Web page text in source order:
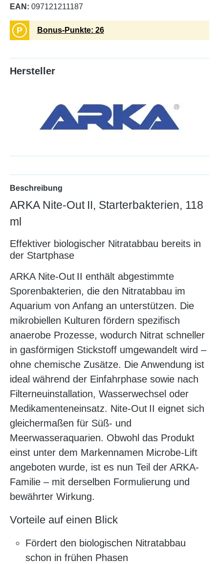
EAN: 097121211187
P Bonus-Punkte: 26
Hersteller
Beschreibung
ARKA Nite‑Out II, Starterbakterien, 118
ml
Effektiver biologischer Nitratabbau bereits in
der Startphase
ARKA Nite‑Out II enthält abgestimmte
Sporenbakterien, die den Nitratabbau im
Aquarium von Anfang an unterstützen. Die
mikrobiellen Kulturen fördern spezifisch
anaerobe Prozesse, wodurch Nitrat schneller
in gasförmigen Stickstoff umgewandelt wird –
ohne chemische Zusätze. Die Anwendung ist
ideal während der Einfahrphase sowie nach
Filterneuinstallation, Wasserwechsel oder
Medikamenteneinsatz. Nite‑Out II eignet sich
gleichermaßen für Süß- und
Meerwasseraquarien. Obwohl das Produkt
einst unter dem Markennamen Microbe‑Lift
angeboten wurde, ist es nun Teil der ARKA-
Familie – mit derselben Formulierung und
bewährter Wirkung.
Vorteile auf einen Blick
Fördert den biologischen Nitratabbau
schon in frühen Phasen